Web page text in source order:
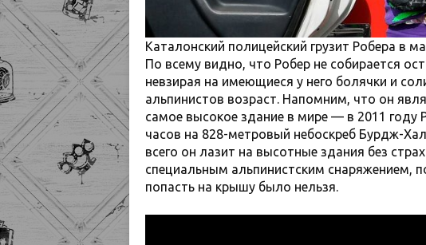
Каталонский полицейский грузит Робера в
По всему видно, что Робер не собирается
невзирая на имеющиеся у него болячки и
альпинистов возраст. Напомним, что он
самое высокое здание в мире — в 2011 году
часов на 828-метровый небоскреб Бурдж-
всего он лазит на высотные здания без
специальным альпинистским снаряжением,
попасть на крышу было нельзя.